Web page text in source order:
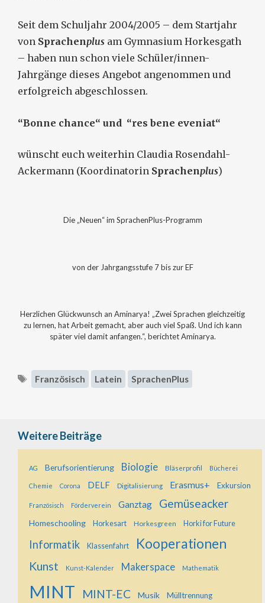
Seit dem Schuljahr 2004/2005 – dem Startjahr
von Sprachenplus am Gymnasium Horkesgath
– haben nun schon viele Schüler/innen-
Jahrgänge dieses Angebot angenommen und
erfolgreich abgeschlossen.
“Bonne chance“ und “res bene eveniat“
wünscht euch weiterhin Claudia Rosendahl-
Ackermann (Koordinatorin Sprachenplus)
Die „Neuen“ im SprachenPlus-Programm
von der Jahrgangsstufe 7 bis zur EF
Herzlichen Glückwunsch an Aminarya! „Zwei Sprachen gleichzeitig
zu lernen, hat Arbeit gemacht, aber auch viel Spaß. Und ich kann
später viel damit anfangen.“, berichtet Aminarya.
Schlagwörter
Französisch Latein SprachenPlus
Weitere Beiträge
AG Berufsorientierung Biologie Bläserprofil Bücherei
Chemie Corona DELF Digitalisierung Erasmus+ Exkursion
Französisch Förderverein Ganztag Gemüseacker
Homeschooling Horkesart Horkesgreen Horki for Future
Informatik Klassenfahrt Kooperationen
Kunst Kunst-Kalender Makerspace Mathematik
MINT MINT-EC Musik Mülltrennung